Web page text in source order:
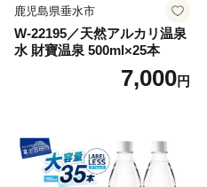
鹿児島県垂水市
W-22195／天然アルカリ温泉
水 財寶温泉 500ml×25本
7,000円